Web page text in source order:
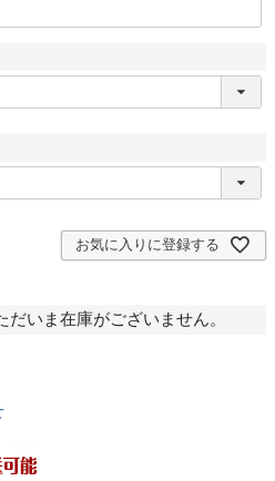
お気に入りに登録する
いま在庫がございません。